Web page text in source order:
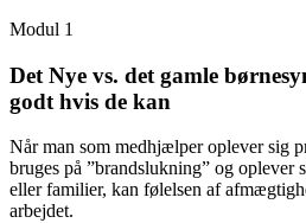
Modul 1
Det Nye vs. det gamle
godt hvis de kan
Når man som medhjælper oplever sig
bruges på ”brandslukning” og oplever
eller familier, kan følelsen af
arbejdet.